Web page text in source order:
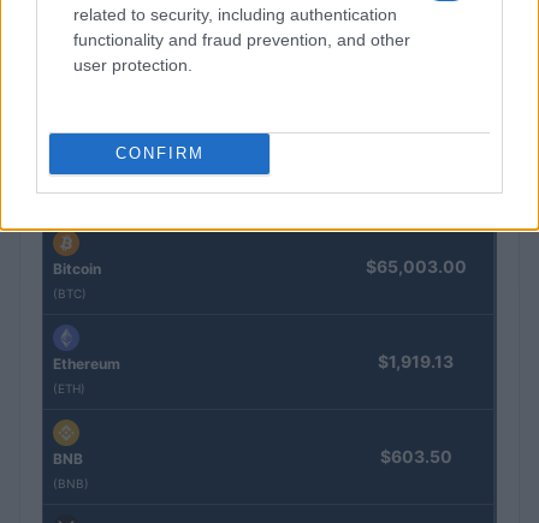
related to security, including authentication
functionality and fraud prevention, and other
user protection.
CONFIRM
explicadas
Marta Ruiz · 8 Ago 2026
COTIZACIONES CRYPTO
Nombre Precio
Bitcoin
(BTC)
$65,003.00
Ethereum
(ETH)
$1,919.13
BNB
(BNB)
$603.50